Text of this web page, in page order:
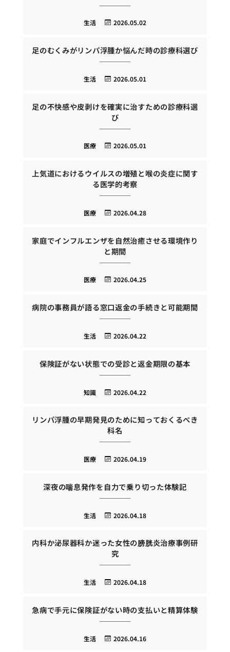
2026.05.02
生活
足のむくみがリンパ浮腫か悩んだ時の診療科選び
2026.05.01
生活
足の不快感や皮剥けを確実に治すための診療科選
び
2026.05.01
医療
上気道におけるウイルスの増殖と喉の炎症に関す
る医学的考察
2026.04.28
医療
家庭でインフルエンザを自然治癒させる環境作り
と期間
2026.04.25
医療
病院の事務員が語る窓口返金の手続きと可能期間
2026.04.22
生活
保険証がない状態での受診と返金期限の基本
2026.04.22
知識
リンパ浮腫の早期発見のために知っておくるべき
科名
2026.04.19
医療
深夜の喘息発作を自力で乗り切った体験記
2026.04.18
生活
内科か泌尿器科か迷った女性の膀胱炎治療事例研
究
2026.04.18
生活
急病で手元に保険証がない時の支払いと精算体験
2026.04.16
生活